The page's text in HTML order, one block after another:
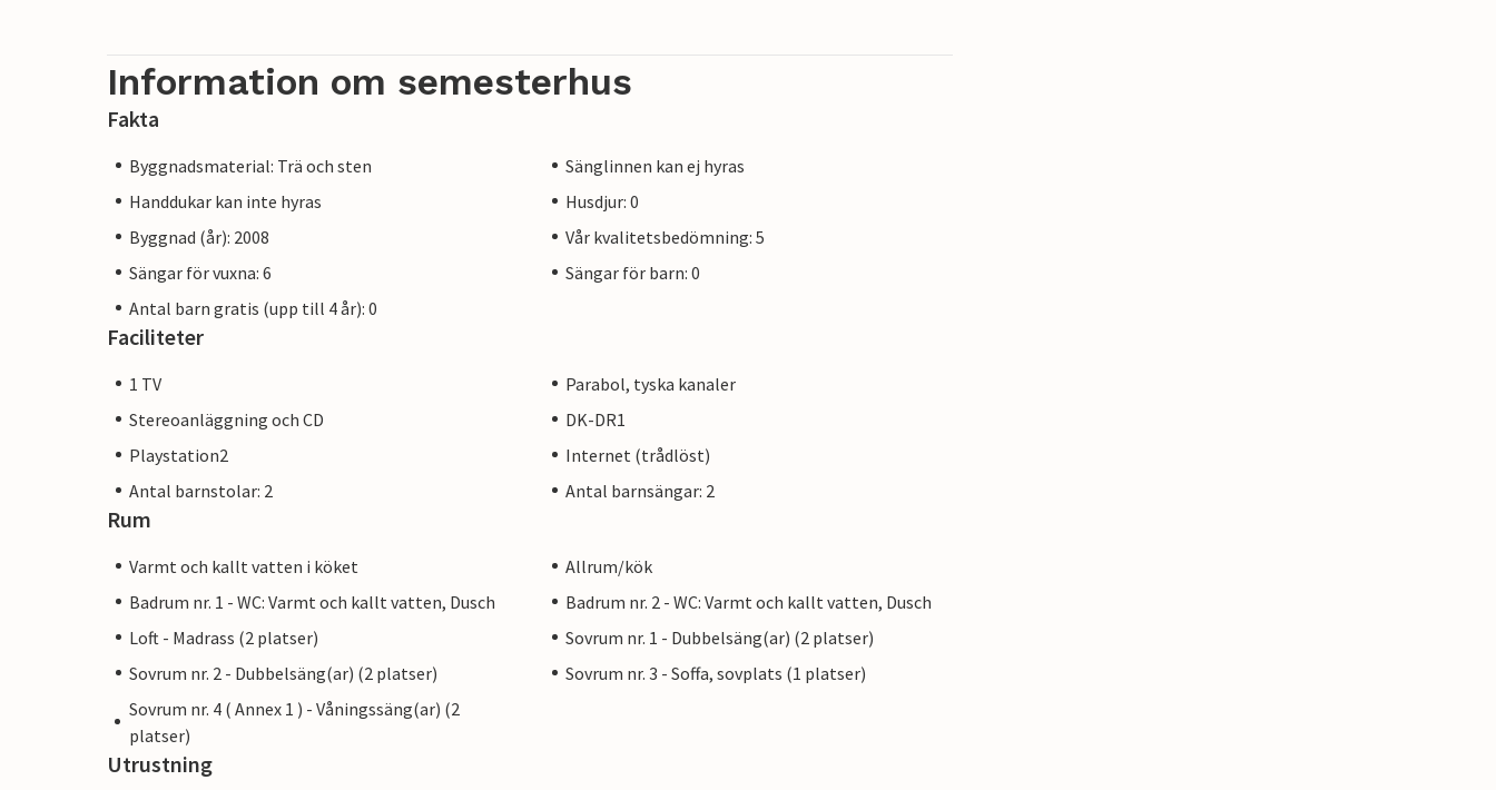
Information om semesterhus
Fakta
Byggnadsmaterial: Trä och sten
Sänglinnen kan ej hyras
Handdukar kan inte hyras
Husdjur: 0
Byggnad (år): 2008
Vår kvalitetsbedömning: 5
Sängar för vuxna: 6
Sängar för barn: 0
Antal barn gratis (upp till 4 år): 0
Faciliteter
1 TV
Parabol, tyska kanaler
Stereoanläggning och CD
DK-DR1
Playstation2
Internet (trådlöst)
Antal barnstolar: 2
Antal barnsängar: 2
Rum
Varmt och kallt vatten i köket
Allrum/kök
Badrum nr. 1 - WC: Varmt och kallt vatten, Dusch
Badrum nr. 2 - WC: Varmt och kallt vatten, Dusch
Loft - Madrass (2 platser)
Sovrum nr. 1 - Dubbelsäng(ar) (2 platser)
Sovrum nr. 2 - Dubbelsäng(ar) (2 platser)
Sovrum nr. 3 - Soffa, sovplats (1 platser)
Sovrum nr. 4 ( Annex 1 ) - Våningssäng(ar) (2
platser)
Utrustning